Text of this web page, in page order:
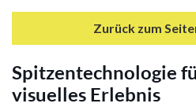
Zurück zum
Spitzentechnologie
visuelles Erlebnis